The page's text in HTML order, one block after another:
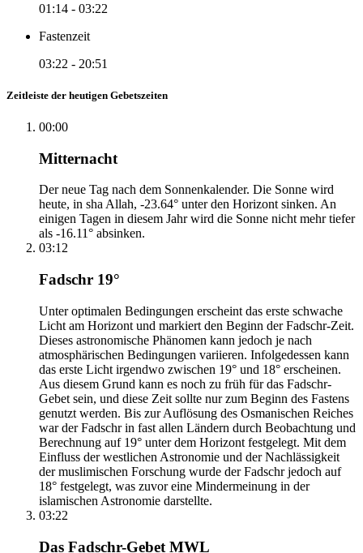
01:14 - 03:22
Fastenzeit
03:22 - 20:51
Zeitleiste der heutigen Gebetszeiten
00:00
Mitternacht
Der neue Tag nach dem Sonnenkalender. Die Sonne wird
heute, in sha Allah, -23.64° unter den Horizont sinken. An
einigen Tagen in diesem Jahr wird die Sonne nicht mehr tiefer
als -16.11° absinken.
03:12
Fadschr 19°
Unter optimalen Bedingungen erscheint das erste schwache
Licht am Horizont und markiert den Beginn der Fadschr-Zeit.
Dieses astronomische Phänomen kann jedoch je nach
atmosphärischen Bedingungen variieren. Infolgedessen kann
das erste Licht irgendwo zwischen 19° und 18° erscheinen.
Aus diesem Grund kann es noch zu früh für das Fadschr-
Gebet sein, und diese Zeit sollte nur zum Beginn des Fastens
genutzt werden. Bis zur Auflösung des Osmanischen Reiches
war der Fadschr in fast allen Ländern durch Beobachtung und
Berechnung auf 19° unter dem Horizont festgelegt. Mit dem
Einfluss der westlichen Astronomie und der Nachlässigkeit
der muslimischen Forschung wurde der Fadschr jedoch auf
18° festgelegt, was zuvor eine Mindermeinung in der
islamischen Astronomie darstellte.
03:22
Das Fadschr-Gebet MWL